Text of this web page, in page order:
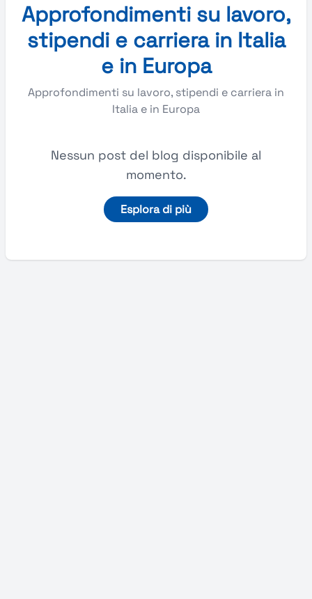
Approfondimenti su lavoro,
stipendi e carriera in Italia
e in Europa
Approfondimenti su lavoro, stipendi e carriera in
Italia e in Europa
Nessun post del blog disponibile al
momento.
Esplora di più